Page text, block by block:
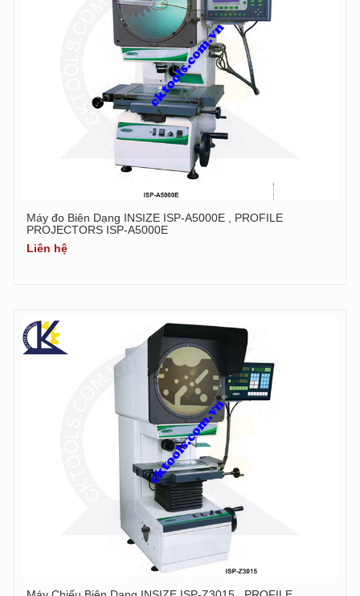
Máy đo Biên Dạng INSIZE ISP-A5000E , PROFILE
PROJECTORS ISP-A5000E
Liên hệ